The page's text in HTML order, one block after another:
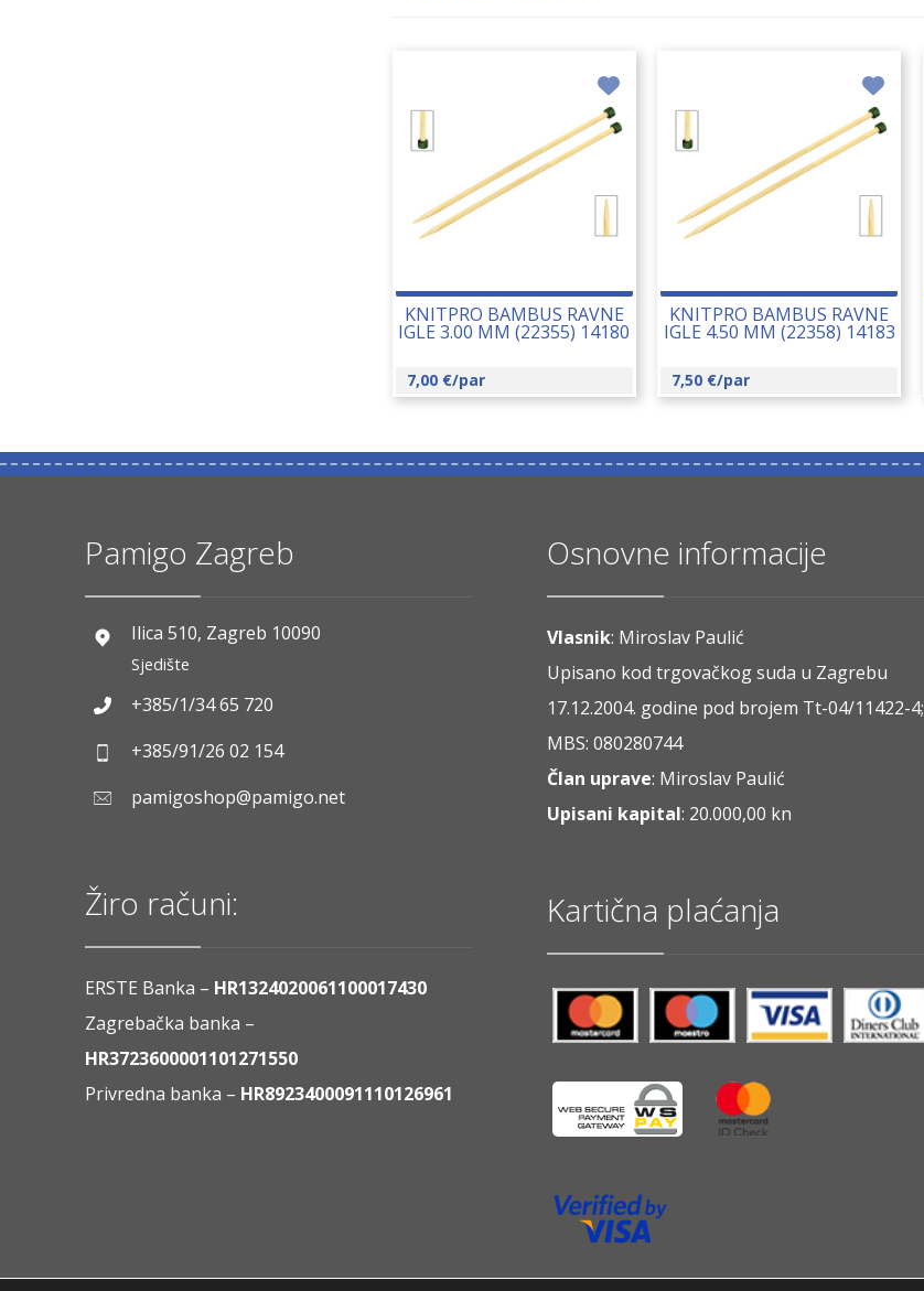
KNITPRO BAMBUS RAVNE
IGLE 3.00 MM (22355) 14180
7,00 €/par
KNITPRO BAMBUS RAVNE
IGLE 4.50 MM (22358) 14183
7,50 €/par
Pamigo Zagreb
Ilica 510, Zagreb 10090
Sjedište
+385/1/34 65 720
+385/91/26 02 154
pamigoshop@pamigo.net
Žiro računi:
ERSTE Banka – HR1324020061100017430
Zagrebačka banka –
HR3723600001101271550
Privredna banka – HR8923400091110126961
Osnovne informacije
Vlasnik: Miroslav Paulić
Upisano kod trgovačkog suda u Zagrebu
17.12.2004. godine pod brojem Tt-04/11422-4;
MBS: 080280744
Član uprave: Miroslav Paulić
Upisani kapital: 20.000,00 kn
Kartična plaćanja